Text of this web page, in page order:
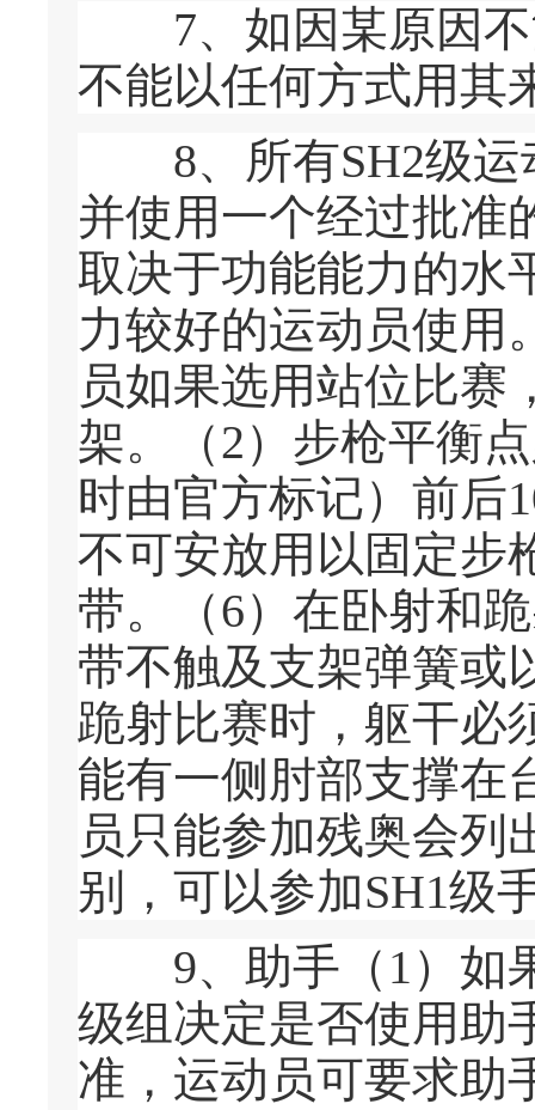
7、如因某原因不
不能以任何方式用其
8、所有SH2级运
并使用一个经过批准
取决于功能能力的水
力较好的运动员使用
员如果选用站位比赛
架。（2）步枪平衡
时由官方标记）前后
不可安放用以固定步
带。（6）在卧射和
带不触及支架弹簧或
跪射比赛时，躯干必
能有一侧肘部支撑在
员只能参加残奥会列
别，可以参加SH1级
9、助手（1）如果
级组决定是否使用助
准，运动员可要求助